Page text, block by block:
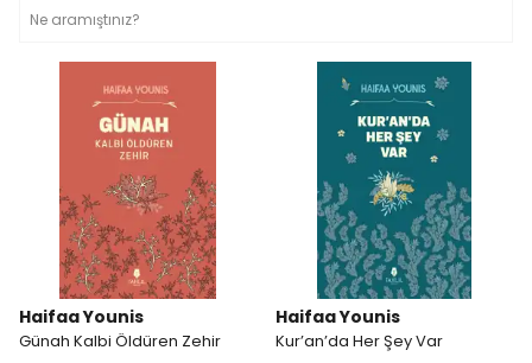
Haifaa Younis
Günah Kalbi Öldüren Zehir
Haifaa Younis
Kur’an’da Her Şey Var